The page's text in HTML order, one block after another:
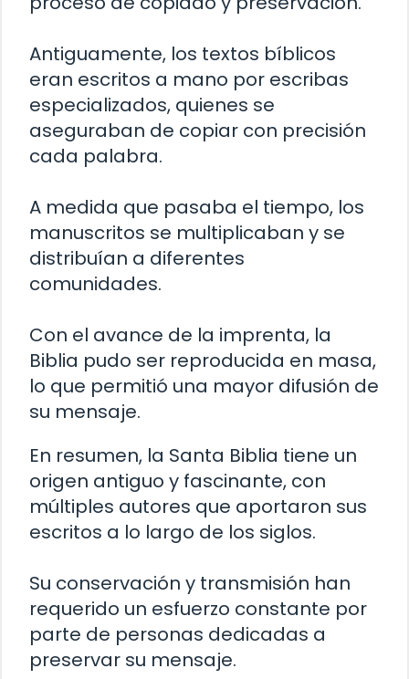
Antiguamente, los textos bíblicos
eran escritos a mano por escribas
especializados, quienes se
aseguraban de copiar con precisión
cada palabra.
A medida que pasaba el tiempo, los
manuscritos se multiplicaban y se
distribuían a diferentes
comunidades.
Con el avance de la imprenta, la
Biblia pudo ser reproducida en masa,
lo que permitió una mayor difusión de
su mensaje.
En resumen, la Santa Biblia tiene un
origen antiguo y fascinante, con
múltiples autores que aportaron sus
escritos a lo largo de los siglos.
Su conservación y transmisión han
requerido un esfuerzo constante por
parte de personas dedicadas a
preservar su mensaje.